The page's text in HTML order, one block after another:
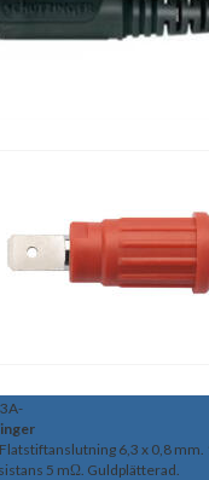
Skruv- eller löd-anslutning.
60V DC. 32A.
..+110 °C
6,3 x 0,8 mm.
5 mΩ. Guldplätterad.